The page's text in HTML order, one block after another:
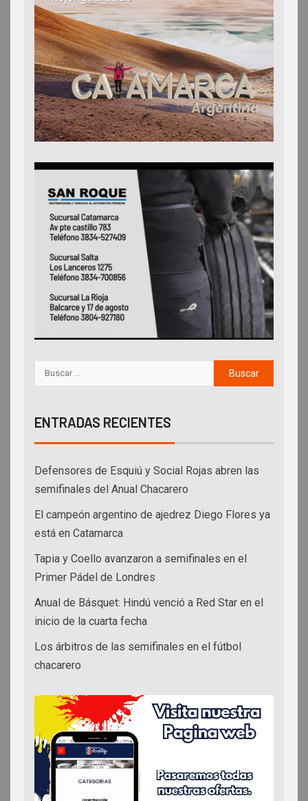
ENTRADAS RECIENTES
Defensores de Esquiú y Social Rojas abren las
semifinales del Anual Chacarero
El campeón argentino de ajedrez Diego Flores ya
está en Catamarca
Tapia y Coello avanzaron a semifinales en el
Primer Pádel de Londres
Anual de Básquet: Hindú venció a Red Star en el
inicio de la cuarta fecha
Los árbitros de las semifinales en el fútbol
chacarero